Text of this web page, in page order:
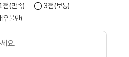
점(만족)
3점(보통)
우불만)